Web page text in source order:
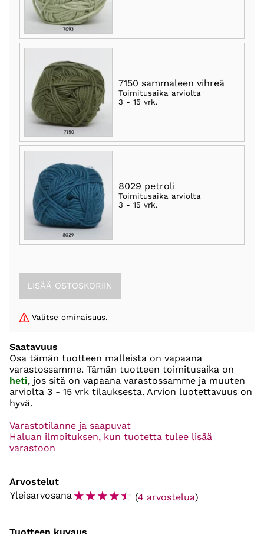
7150 sammaleen vihreä
Toimitusaika arviolta
3 - 15 vrk.
8029 petroli
Toimitusaika arviolta
3 - 15 vrk.
Valitse ominaisuus.
Saatavuus
Osa tämän tuotteen malleista on vapaana
varastossamme. Tämän tuotteen toimitusaika on
heti, jos sitä on vapaana varastossamme ja muuten
arviolta 3 - 15 vrk tilauksesta. Arvion luotettavuus on
hyvä.
Varastotilanne ja saapuvat
Haluan ilmoituksen, kun tuotetta tulee lisää
varastoon
Arvostelut
Yleisarvosana ☆☆☆☆☆ (4 arvostelua)